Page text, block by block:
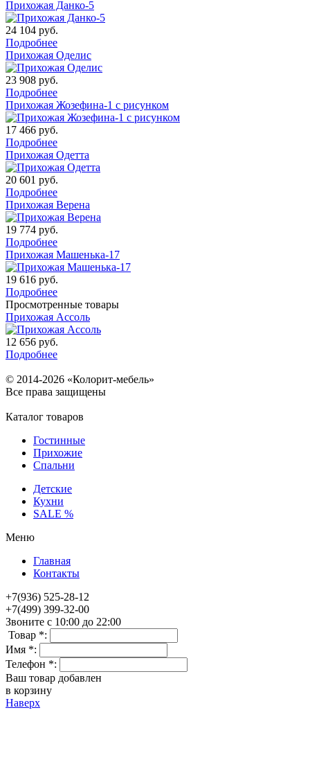
Прихожая Данко-5
24 104 руб.
Подробнее
Прихожая Оделис
23 908 руб.
Подробнее
Прихожая Жозефина-1 с рисунком
17 466 руб.
Подробнее
Прихожая Одетта
20 601 руб.
Подробнее
Прихожая Верена
19 774 руб.
Подробнее
Прихожая Машенька-17
19 616 руб.
Подробнее
Просмотренные товары
Прихожая Ассоль
12 656 руб.
Подробнее
© 2014-2026 «Колорит-мебель»
Все права защищены
Каталог товаров
Гостинные
Прихожие
Спальни
Детские
Кухни
SALE %
Меню
Главная
Контакты
+7(936) 525-28-12
+7(499) 399-32-00
Звоните с 10:00 до 22:00
Товар *:
Имя *:
Телефон *:
Ваш товар добавлен
в корзину
Наверх